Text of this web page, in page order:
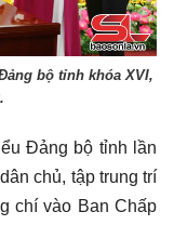
bộ tỉnh khóa XVI,
Đảng bộ tỉnh lần
chủ, tập trung trí
chí vào Ban Chấp